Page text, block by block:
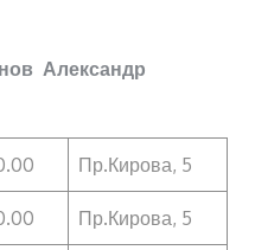
Александр
Пр.Кирова, 5
Пр.Кирова, 5